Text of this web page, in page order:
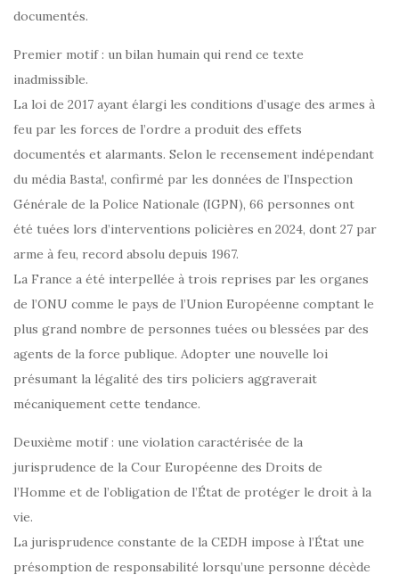
documentés.
Premier motif : un bilan humain qui rend ce texte
inadmissible.
La loi de 2017 ayant élargi les conditions d’usage des armes à
feu par les forces de l’ordre a produit des effets
documentés et alarmants. Selon le recensement indépendant
du média Basta!, confirmé par les données de l’Inspection
Générale de la Police Nationale (IGPN), 66 personnes ont
été tuées lors d’interventions policières en 2024, dont 27 par
arme à feu, record absolu depuis 1967.
La France a été interpellée à trois reprises par les organes
de l’ONU comme le pays de l’Union Européenne comptant le
plus grand nombre de personnes tuées ou blessées par des
agents de la force publique. Adopter une nouvelle loi
présumant la légalité des tirs policiers aggraverait
mécaniquement cette tendance.
Deuxième motif : une violation caractérisée de la
jurisprudence de la Cour Européenne des Droits de
l’Homme et de l’obligation de l’État de protéger le droit à la
vie.
La jurisprudence constante de la CEDH impose à l’État une
présomption de responsabilité lorsqu’une personne décède